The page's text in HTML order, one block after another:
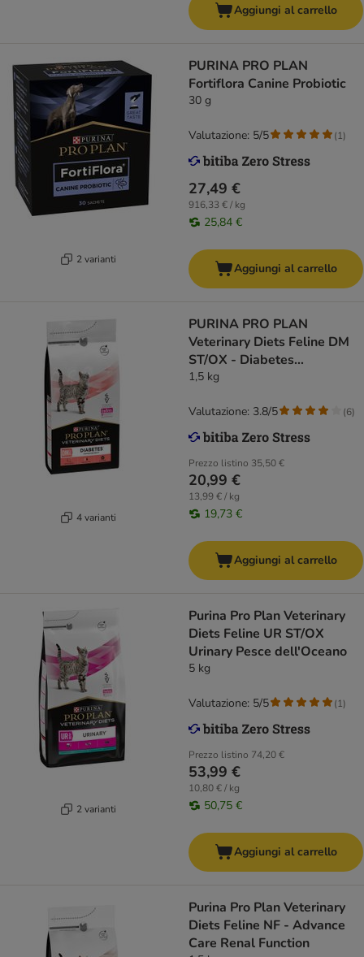
Aggiungi al carrello
2 varianti
PURINA PRO PLAN
Fortiflora Canine Probiotic
30 g
27,49 €
916,33 € / kg
25,84 €
Valutazione: 5/5 (1)
Aggiungi al carrello
4 varianti
PURINA PRO PLAN
Veterinary Diets Feline DM
ST/OX - Diabetes
Management
1,5 kg
Prezzo listino 35,50 €
20,99 €
13,99 € / kg
19,73 €
Valutazione: 3.8/5 (6)
Aggiungi al carrello
2 varianti
Purina Pro Plan Veterinary
Diets Feline UR ST/OX
Urinary Pesce dell'Oceano
5 kg
Prezzo listino 74,20 €
53,99 €
10,80 € / kg
50,75 €
Valutazione: 5/5 (1)
Aggiungi al carrello
Purina Pro Plan Veterinary
Diets Feline NF - Advance
Care Renal Function